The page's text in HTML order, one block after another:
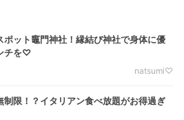
ポット竈門神社！縁結び神社で身体に優
チを♡
natsumi♡
制限！？イタリアン食べ放題がお得過ぎ